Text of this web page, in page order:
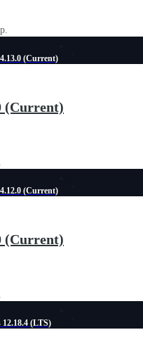
(Current)
(Current)
(Current)
(Current)
12.18.4 (LTS)